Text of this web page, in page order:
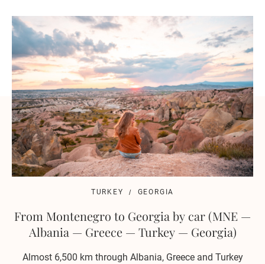
TURKEY GEORGIA
From Montenegro to Georgia by car (MNE —
Albania — Greece — Turkey — Georgia)
Almost 6,500 km through Albania, Greece and Turkey